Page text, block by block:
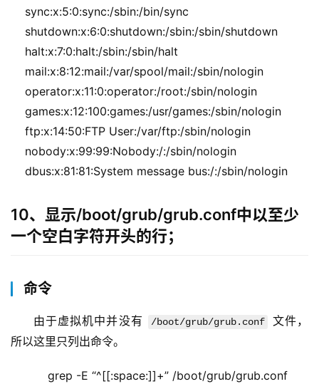
sync:x:5:0:sync:/sbin:/bin/sync
shutdown:x:6:0:shutdown:/sbin:/sbin/shutdown
halt:x:7:0:halt:/sbin:/sbin/halt
mail:x:8:12:mail:/var/spool/mail:/sbin/nologin
operator:x:11:0:operator:/root:/sbin/nologin
games:x:12:100:games:/usr/games:/sbin/nologin
ftp:x:14:50:FTP User:/var/ftp:/sbin/nologin
nobody:x:99:99:Nobody:/:/sbin/nologin
dbus:x:81:81:System message bus:/:/sbin/nologin
10、显示/boot/grub/grub.conf中以至少
一个空白字符开头的行；
命令
由于虚拟机中并没有 /boot/grub/grub.conf
文件，
所以这里只列出命令。
grep -E “^[[:space:]]+” /boot/grub/grub.conf